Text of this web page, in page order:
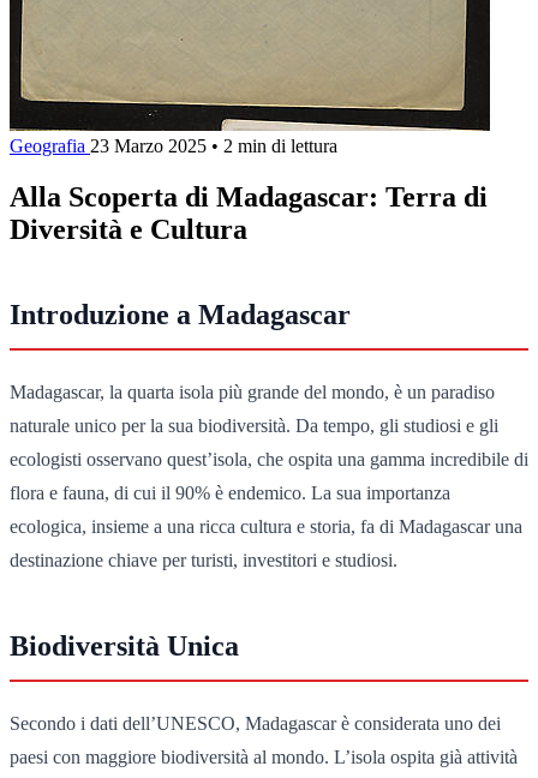
Geografia 23 Marzo 2025 • 2 min di lettura
Alla Scoperta di Madagascar: Terra di
Diversità e Cultura
Introduzione a Madagascar
Madagascar, la quarta isola più grande del mondo, è un paradiso
naturale unico per la sua biodiversità. Da tempo, gli studiosi e gli
ecologisti osservano quest’isola, che ospita una gamma incredibile di
flora e fauna, di cui il 90% è endemico. La sua importanza
ecologica, insieme a una ricca cultura e storia, fa di Madagascar una
destinazione chiave per turisti, investitori e studiosi.
Biodiversità Unica
Secondo i dati dell’UNESCO, Madagascar è considerata uno dei
paesi con maggiore biodiversità al mondo. L’isola ospita già attività